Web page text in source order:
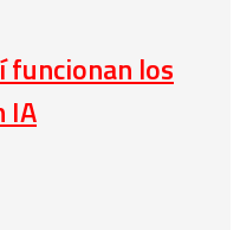
funcionan los
IA